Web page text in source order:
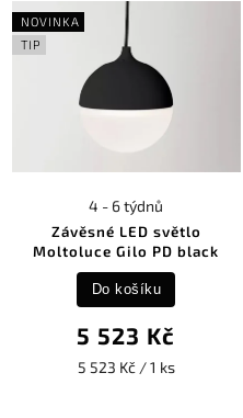
NOVINKA
TIP
Závěsné LED světlo
Moltoluce Gilo PD black
4 - 6 týdnů
5 523 Kč
5 523 Kč / 1 ks
Do košíku